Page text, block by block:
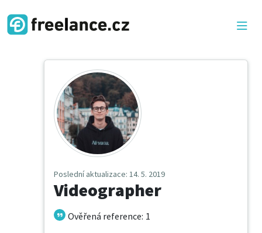
Poslední aktualizace: 14. 5. 2019
Videographer
Ověřená reference: 1